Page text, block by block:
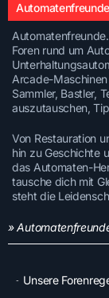
Foren rund um
Arcade-
Sammler, Bastler,
auszutauschen,
Von Restauration
hin zu Geschichte
das Automaten-
tausche dich mit
steht die
»
Unsere